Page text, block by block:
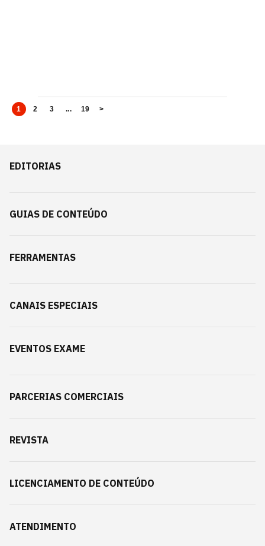
1 2 3 ... 19 >
EDITORIAS
GUIAS DE CONTEÚDO
FERRAMENTAS
CANAIS ESPECIAIS
EVENTOS EXAME
PARCERIAS COMERCIAIS
REVISTA
LICENCIAMENTO DE CONTEÚDO
ATENDIMENTO